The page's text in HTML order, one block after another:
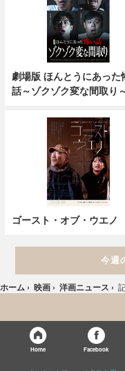
劇場版 ほんとうにあった
話～ゾクゾク変な間取り
ゴースト・オブ・ウエノ
今週
ホーム › 映画 › 洋画ニュース ›
Home Facebook